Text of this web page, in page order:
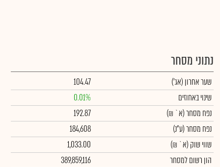
נתוני מסחר
שער אחרון (אג')
104.47
שינוי באחוזים
0.01%
נפח מסחר(א` ₪)
192.87
נפח מסחר(ע"נ)
184,608
שווי שוק (א` ₪)
1,033.00
הון רשום למסחר
389,859,116